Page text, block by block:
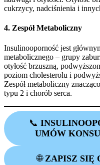
cukrzycy, nadciśnienia i
4. Zespół Metaboliczny
Insulinooporność jest
metabolicznego – grupy
otyłość brzuszną,
poziom cholesterolu i
Zespół metaboliczny
typu 2 i chorób serca.
📞
UMÓW
🌐 ZAPISZ SIĘ